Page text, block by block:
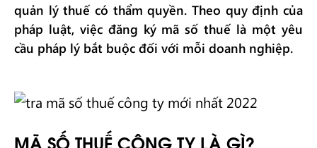
quản lý thuế có thẩm quyền. Theo quy định của
pháp luật, việc đăng ký mã số thuế là một yêu
cầu pháp lý bắt buộc đối với mỗi doanh nghiệp.
MÃ SỐ THUẾ CÔNG TY LÀ GÌ?